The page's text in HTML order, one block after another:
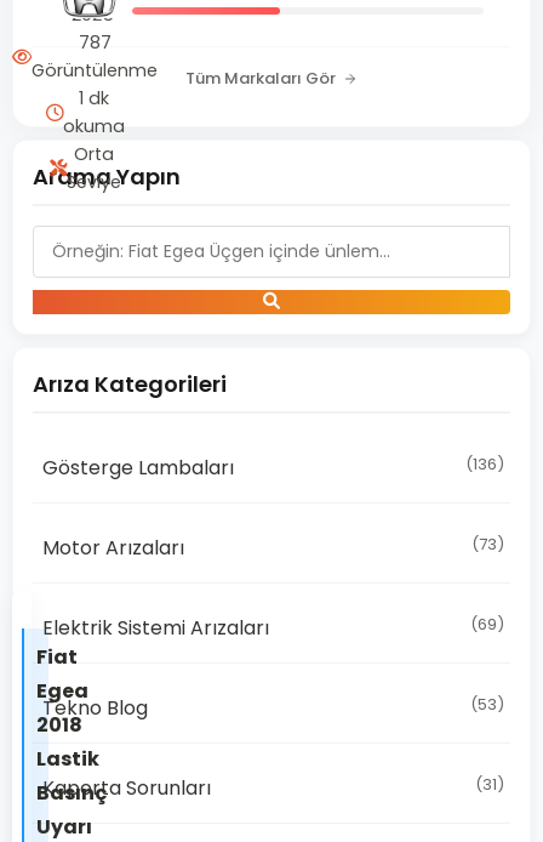
2025
787
Görüntülenme
1 dk
okuma
Orta
Seviye
Fiat
Egea
2018
Lastik
Basınç
Uyarı
Tüm Markaları Gör
Arama Yapın
Arıza Kategorileri
Gösterge Lambaları (136)
Motor Arızaları (73)
Elektrik Sistemi Arızaları (69)
Tekno Blog (53)
Kaporta Sorunları (31)